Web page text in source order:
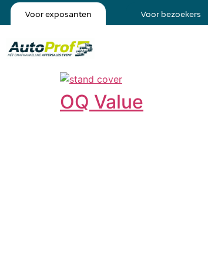
Voor exposanten Voor bezoekers
OQ Value